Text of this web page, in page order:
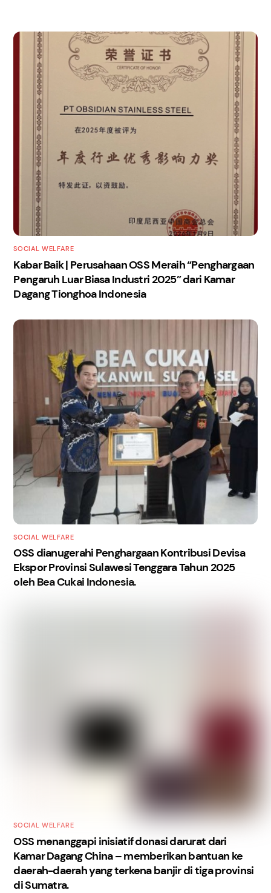
SOCIAL WELFARE
Kabar Baik | Perusahaan OSS Meraih “Penghargaan
Pengaruh Luar Biasa Industri 2025” dari Kamar
Dagang Tionghoa Indonesia
SOCIAL WELFARE
OSS dianugerahi Penghargaan Kontribusi Devisa
Ekspor Provinsi Sulawesi Tenggara Tahun 2025
oleh Bea Cukai Indonesia.
SOCIAL WELFARE
OSS menanggapi inisiatif donasi darurat dari
Kamar Dagang China – memberikan bantuan ke
daerah-daerah yang terkena banjir di tiga provinsi
di Sumatra.